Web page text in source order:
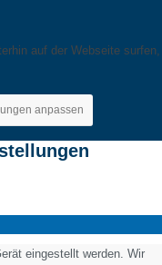
auf der Webseite surfen,
anpassen
eingestellt werden. Wir